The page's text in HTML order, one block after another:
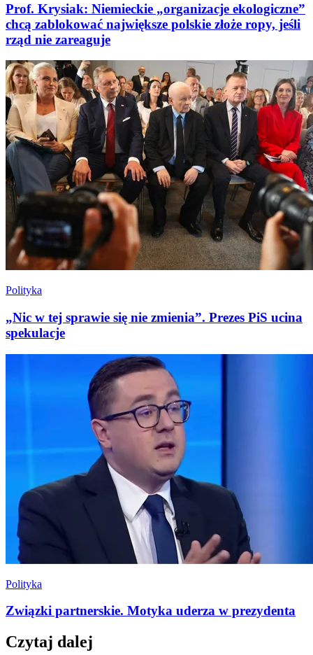
Prof. Krysiak: Niemieckie „organizacje ekologiczne”
chcą zablokować największe polskie złoże ropy, jeśli
rząd nie zareaguje
Polityka
„Nic w tej sprawie się nie zmienia”. Prezes PiS ucina
spekulacje
Polityka
Związki partnerskie. Motyka uderza w prezydenta
Czytaj dalej